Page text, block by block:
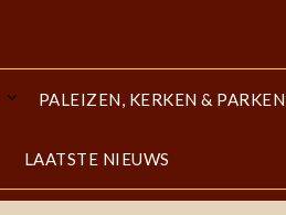
PALEIZEN, KERKEN & PARKEN
LAATSTE NIEUWS